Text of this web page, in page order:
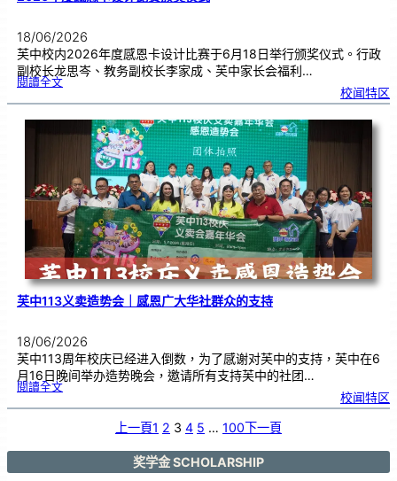
18/06/2026
芙中校内2026年度感恩卡设计比赛于6月18日举行颁奖仪式。行政
副校长龙思岑、教务副校长李家成、芙中家长会福利…
閱讀全文:
2
6
度
感
卡
仪
式
校闻特区
芙中113义卖造势会｜感恩广大华社群众的支持
18/06/2026
芙中113周年校庆已经进入倒数，为了感谢对芙中的支持，芙中在6
月16日晚间举办造势晚会，邀请所有支持芙中的社团…
閱讀全文:芙
1
1
会
｜
广
校闻特区
上一頁1 2 3 4 5 … 100下一頁
奖学金 SCHOLARSHIP